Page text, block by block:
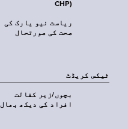
CHP)‎
ریاست نیو یارک کی
صحت کی صورتحال
ٹیکس کریڈٹ
بچوں/زیر کفالت
افراد کی دیکھ بھال